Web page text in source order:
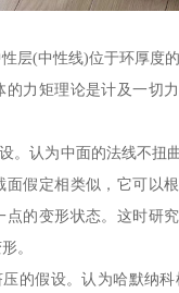
层(中性线)位于环厚度的
的力矩理论是计及一切
。认为中面的法线不扭
面假定相类似，它可以
点的变形状态。这时研
。
的假设。认为哈默纳